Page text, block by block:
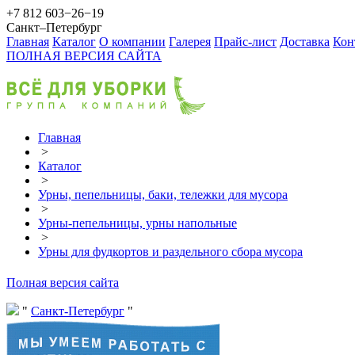
+7 812 603−26−19
Санкт–Петербург
Главная Каталог О компании Галерея Прайс-лист Доставка
ПОЛНАЯ ВЕРСИЯ САЙТА
Главная
>
Каталог
>
Урны, пепельницы, баки, тележки для мусора
>
Урны-пепельницы, урны напольные
>
Урны для фудкортов и раздельного сбора мусора
Полная версия сайта
Санкт-Петербург